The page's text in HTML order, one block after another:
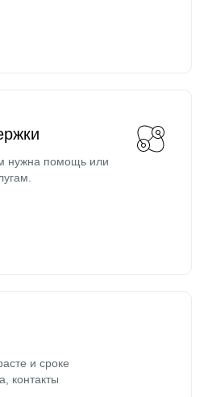
нужна помощь или
и сроке
контакты